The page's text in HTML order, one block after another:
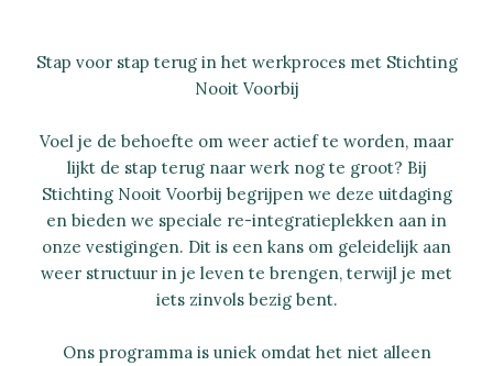
Stap voor stap terug in het werkproces met Stichting
Nooit Voorbij
Voel je de behoefte om weer actief te worden, maar
lijkt de stap terug naar werk nog te groot? Bij
Stichting Nooit Voorbij begrijpen we deze uitdaging
en bieden we speciale re-integratieplekken aan in
onze vestigingen. Dit is een kans om geleidelijk aan
weer structuur in je leven te brengen, terwijl je met
iets zinvols bezig bent.
Ons programma is uniek omdat het niet alleen